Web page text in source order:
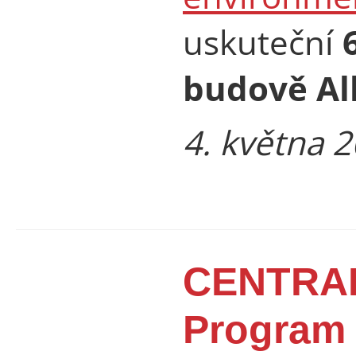
uskuteční
budově
4. května
Program